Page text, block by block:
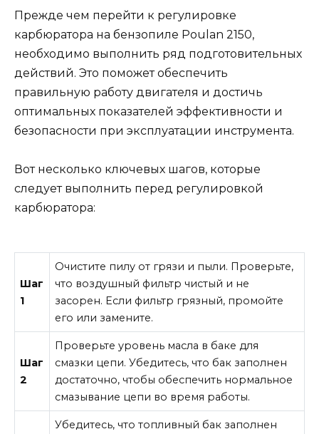
Прежде чем перейти к регулировке
карбюратора на бензопиле Poulan 2150,
необходимо выполнить ряд подготовительных
действий. Это поможет обеспечить
правильную работу двигателя и достичь
оптимальных показателей эффективности и
безопасности при эксплуатации инструмента.
Вот несколько ключевых шагов, которые
следует выполнить перед регулировкой
карбюратора:
Шаг
1
Очистите пилу от грязи и пыли. Проверьте,
что воздушный фильтр чистый и не
засорен. Если фильтр грязный, промойте
его или замените.
Шаг
2
Проверьте уровень масла в баке для
смазки цепи. Убедитесь, что бак заполнен
достаточно, чтобы обеспечить нормальное
смазывание цепи во время работы.
Убедитесь, что топливный бак заполнен